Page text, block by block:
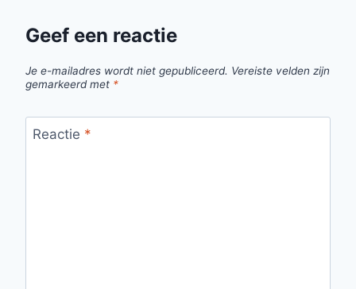
Geef een reactie
Je e-mailadres wordt niet gepubliceerd. Vereiste velden zijn
gemarkeerd met *
Reactie *